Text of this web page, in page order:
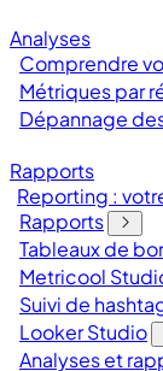
Analyses
Comprendre
Métriques par
Dépannage
Rapports
Reporting :
Rapports
Tableaux de
Metricool
Suivi de
Looker Studio
Analyses et